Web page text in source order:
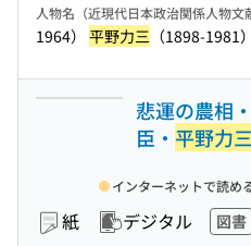
人物名（近現代日本政治関係人物文
1964） 平野力三 （1898-1981
悲運の農相・
臣・ 平野力三
紙 デジタル 図書
インターネットで読め